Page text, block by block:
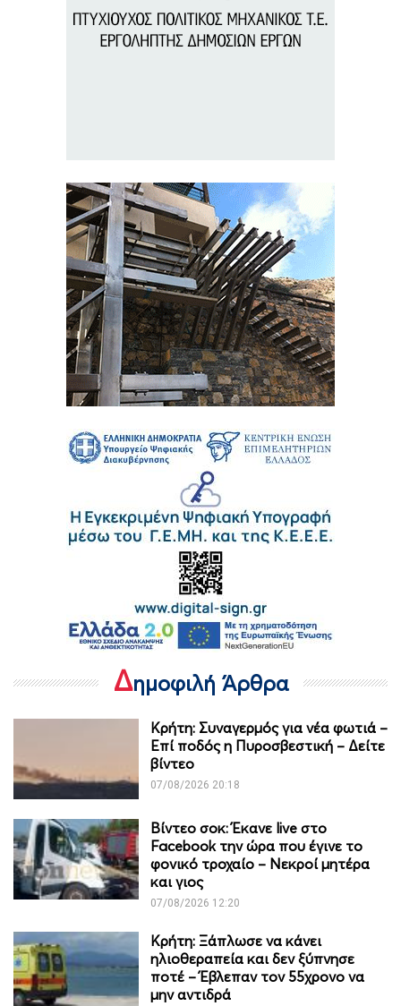
Δημοφιλή Άρθρα
Κρήτη: Συναγερμός για νέα φωτιά –
Επί ποδός η Πυροσβεστική – Δείτε
βίντεο
07/08/2026 20:18
Βίντεο σοκ: Έκανε live στο
Facebook την ώρα που έγινε το
φονικό τροχαίο – Νεκροί μητέρα
και γιος
07/08/2026 12:20
Κρήτη: Ξάπλωσε να κάνει
ηλιοθεραπεία και δεν ξύπνησε
ποτέ – Έβλεπαν τον 55χρονο να
μην αντιδρά